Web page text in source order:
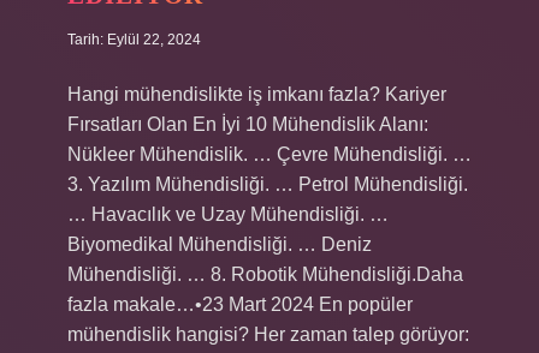
Tarih: Eylül 22, 2024
Hangi mühendislikte iş imkanı fazla? Kariyer
Fırsatları Olan En İyi 10 Mühendislik Alanı:
Nükleer Mühendislik. … Çevre Mühendisliği. …
3. Yazılım Mühendisliği. … Petrol Mühendisliği.
… Havacılık ve Uzay Mühendisliği. …
Biyomedikal Mühendisliği. … Deniz
Mühendisliği. … 8. Robotik Mühendisliği.Daha
fazla makale…•23 Mart 2024 En popüler
mühendislik hangisi? Her zaman talep görüyor: